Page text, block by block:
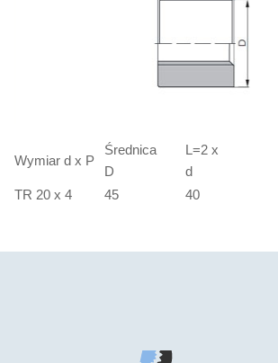
Wymiar d x P
Średnica
D
L=2 x
d
TR 20 x 4
45 40